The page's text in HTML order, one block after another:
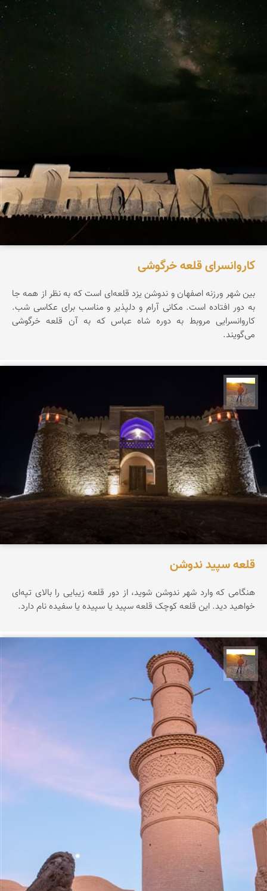
کاروانسرای قلعه خرگوشی
بین شهر ورزنه اصفهان و ندوشن یزد قلعه‌ای است که به نظر از همه جا
به دور افتاده است. مکانی آرام و دلپذیر و مناسب برای عکاسی شب.
کاروانسرایی مروبط به دوره شاه عباس که به آن قلعه خرگوشی
می‌گویند.
قلعه سپید ندوشن
هنگامی که وارد شهر ندوشن شوید، از دور قلعه زیبایی را بالای تپه‌ای
خواهید دید. این قلعه کوچک قلعه سپید یا سپیده یا سفیده نام دارد.
مهدی مخلصیان